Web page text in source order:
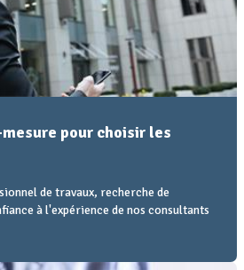
pour choisir les
de travaux, recherche de
à l'expérience de nos consultants